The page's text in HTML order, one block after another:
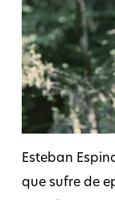
Esteban
que sufre de